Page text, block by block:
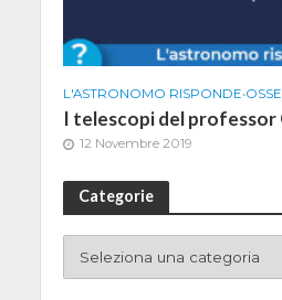
L'ASTRONOMO RISPONDE•
I telescopi del professor
12 Novembre 2019
Categorie